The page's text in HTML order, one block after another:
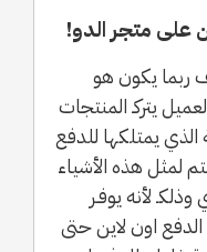
على متجر الدو!
يكون هو
يتركـ المنتجات
يمتلكها للدفع
لمثل هذه الأشياء
لأنه يوفـر
اون لاين حتى